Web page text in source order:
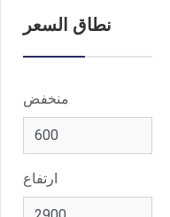
نطاق السعر
منخفض
ارتفاع